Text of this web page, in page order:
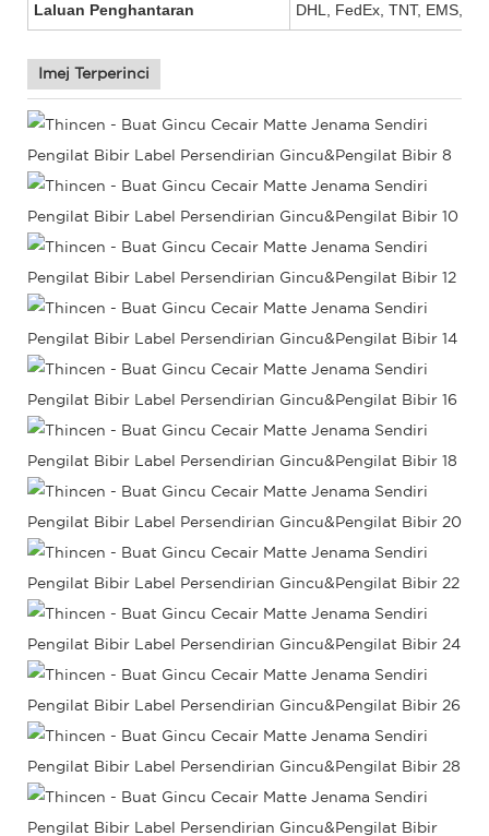
Laluan Penghantaran DHL, FedEx, TNT, EMS,
Imej Terperinci